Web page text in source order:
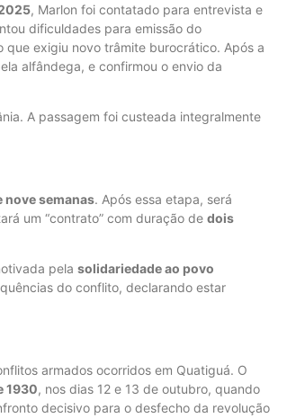
, Marlon foi contatado para entrevista e
dificuldades para emissão do
que exigiu novo trâmite burocrático. Após a
alfândega, e confirmou o envio da
A passagem foi custeada integralmente
nove semanas. Após essa etapa, será
um “contrato” com duração de dois
pela solidariedade ao povo
do conflito, declarando estar
armados ocorridos em Quatiguá. O
1930, nos dias 12 e 13 de outubro, quando
decisivo para o desfecho da revolução